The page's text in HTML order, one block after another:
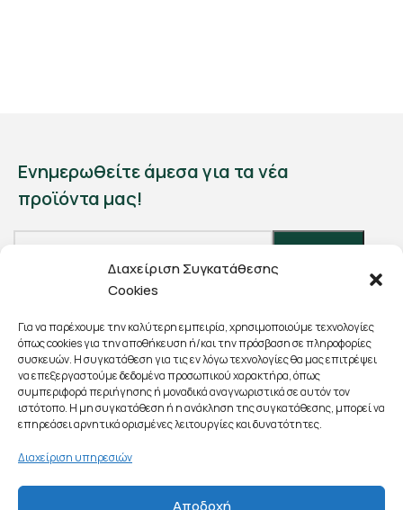
Διαχείριση Συγκατάθεσης
Cookies
Για να παρέχουμε την καλύτερη εμπειρία, χρησιμοποιούμε τεχνολογίες
όπως cookies για την αποθήκευση ή/και την πρόσβαση σε πληροφορίες
συσκευών. Η συγκατάθεση για τις εν λόγω τεχνολογίες θα μας επιτρέψει
να επεξεργαστούμε δεδομένα προσωπικού χαρακτήρα, όπως
συμπεριφορά περιήγησης ή μοναδικά αναγνωριστικά σε αυτόν τον
ιστότοπο. Η μη συγκατάθεση ή η ανάκληση της συγκατάθεσης, μπορεί να
επηρεάσει αρνητικά ορισμένες λειτουργίες και δυνατότητες.
Διαχείριση υπηρεσιών
Αποδοχή
Ενημερωθείτε άμεσα για τα νέα
προϊόντα μας!
Θα χρησιμοποιηθεί σύμφωνα με την
Διαδόχου Παύλου 14, Πτολεμαΐδα